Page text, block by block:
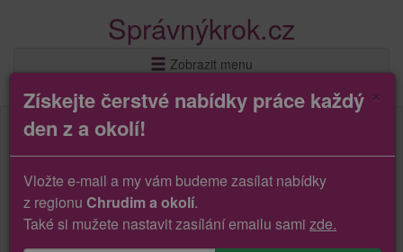
Správnýkrok.cz
Zobrazit menu
Získejte čerstvé nabídky práce každý
den z a okolí!
Vložte e-mail a my vám budeme zasílat nabídky
z regionu Chrudim a okolí.
Také si mužete nastavit zasílání emailu sami zde.